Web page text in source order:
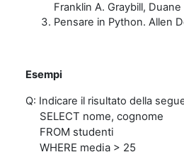
Franklin A. Graybill,
Pensare in Python. Allen
Esempi
Q: Indicare il risultato della
SELECT nome, cognome
FROM studenti
WHERE media > 25